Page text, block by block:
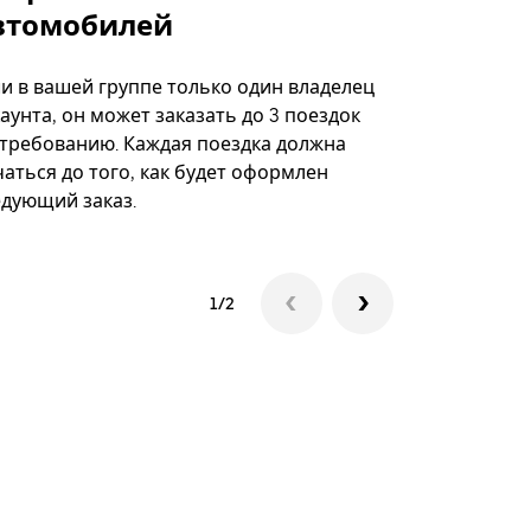
в вашей группе только один владелец
он может заказать до 3 поездок
Каждая поездка должна
до того, как будет оформлен
заказ.
1/2